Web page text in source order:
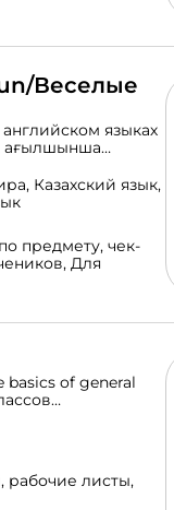
Бизнес и
проектов
Веселые
языках
ағылшынша
Казахский язык,
предмету, чек-
Для
basics of general
к каждому
начинается с
на английском
интереса
флипчарте,
или
рабочие листы,